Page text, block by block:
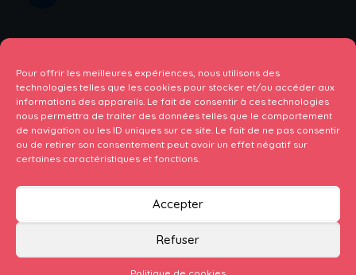
Pour offrir les meilleures expériences, nous utilisons des
technologies telles que les cookies pour stocker et/ou accéder aux
informations des appareils. Le fait de consentir à ces technologies
nous permettra de traiter des données telles que le comportement
de navigation ou les ID uniques sur ce site. Le fait de ne pas consentir
ou de retirer son consentement peut avoir un effet négatif sur
certaines caractéristiques et fonctions.
Accepter
Refuser
de l’hopital Calmette
Formulaire de contact
© 2025 Service Communication CHU LILLE |
& RGPD